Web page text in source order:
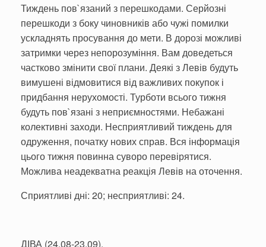
Тиждень пов`язаний з перешкодами. Серйозні
перешкоди з боку чиновників або чужі помилки
ускладнять просування до мети. В дорозі можливі
затримки через непорозуміння. Вам доведеться
частково змінити свої плани. Деякі з Левів будуть
вимушені відмовитися від важливих покупок і
придбання нерухомості. Турботи всього тижня
будуть пов`язані з неприємностями. Небажані
колективні заходи. Несприятливий тиждень для
одруження, початку нових справ. Вся інформація
цього тижня повинна суворо перевірятися.
Можлива неадекватна реакція Левів на оточення.
Сприятливі дні: 20; несприятливі: 24.
ДІВА (24.08-23.09).